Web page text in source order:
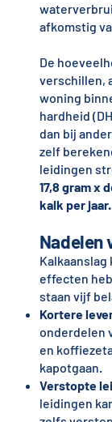
afkomstig
De
verschillen,
woning
hardheid
dan bij
zelf
leidingen
17,8 gram x
kalk per jaar.
Nadelen
effecten
staan vijf
Kortere
onderdelen
en
kapotgaan.
Verstopte
leidingen